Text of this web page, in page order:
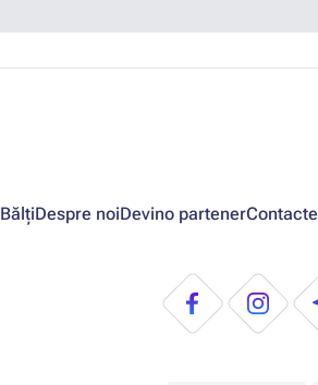
BălțiDespre noiDevino partenerContacte